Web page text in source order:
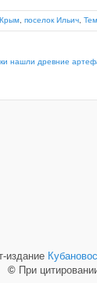
Крым поселок Ильич
нашли древние
издание
© При